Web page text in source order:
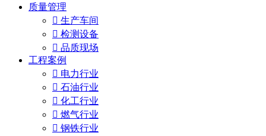
质量管理
 生产车间
 检测设备
 品质现场
工程案例
 电力行业
 石油行业
 化工行业
 燃气行业
 钢铁行业